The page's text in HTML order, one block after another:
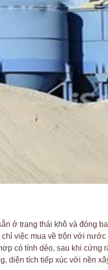
ở trạng thái khô và đóng
việc mua về trộn với nước
có tính dẻo, sau khi cứng
diện tích tiếp xúc với nền